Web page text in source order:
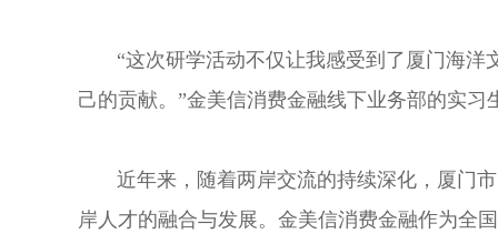
“这次研学活动不仅让我感受到了厦门海
己的贡献。”金美信消费金融线下业务部的实习
近年来，随着两岸交流的持续深化，厦门
岸人才的融合与发展。金美信消费金融作为全